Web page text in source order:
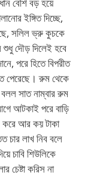
ইঙ্গিত দিচ্ছে,
সলিল ভ্রু কুচকে
দৌড় দিলেই হবে
পরে হিতে বিপরীত
পেরেছে। রুম থেকে
বলল সাত নাম্বার রুম
আটকাই পরে বাড়ি
করে আর কয় টাকা
চার লাখ নিব বলে
চাবি শিউলিকে
চেষ্টা করিস না